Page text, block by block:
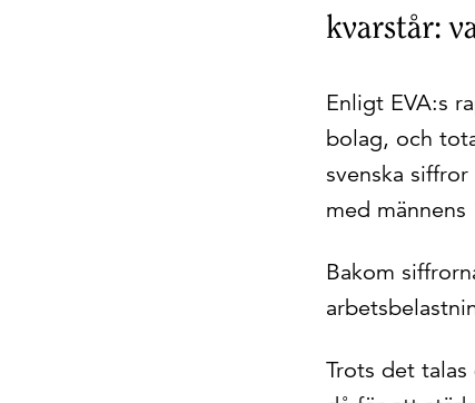
kvarstår:
Enligt EVA:s
bolag, och
svenska
med
Bakom
Trots det